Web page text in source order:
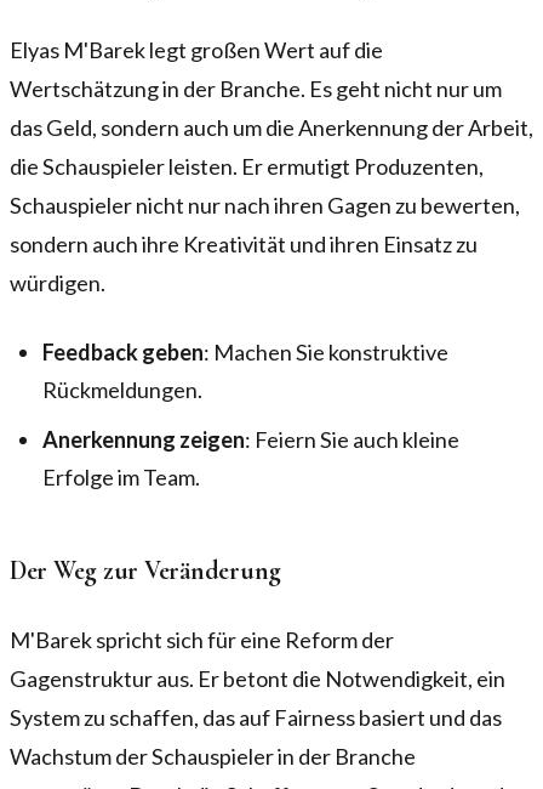
Elyas M'Barek legt großen Wert auf die
Wertschätzung in der Branche. Es geht nicht nur um
das Geld, sondern auch um die Anerkennung der Arbeit,
die Schauspieler leisten. Er ermutigt Produzenten,
Schauspieler nicht nur nach ihren Gagen zu bewerten,
sondern auch ihre Kreativität und ihren Einsatz zu
würdigen.
Feedback geben: Machen Sie konstruktive
Rückmeldungen.
Anerkennung zeigen: Feiern Sie auch kleine
Erfolge im Team.
Der Weg zur Veränderung
M'Barek spricht sich für eine Reform der
Gagenstruktur aus. Er betont die Notwendigkeit, ein
System zu schaffen, das auf Fairness basiert und das
Wachstum der Schauspieler in der Branche